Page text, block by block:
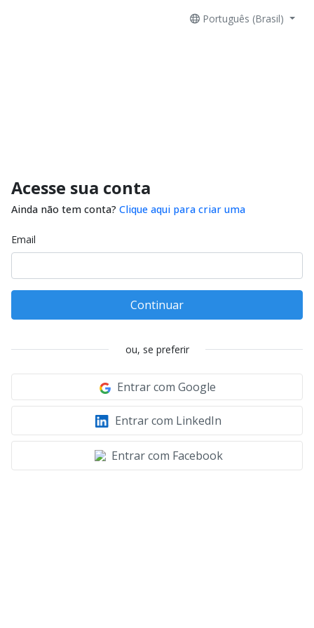
Português (Brasil)
Acesse sua conta
Ainda não tem conta? Clique aqui para criar uma
Email
Continuar
ou, se preferir
Entrar com Google
Entrar com LinkedIn
Entrar com Facebook